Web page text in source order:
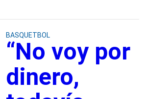
BASQUETBOL
“No voy por
dinero,